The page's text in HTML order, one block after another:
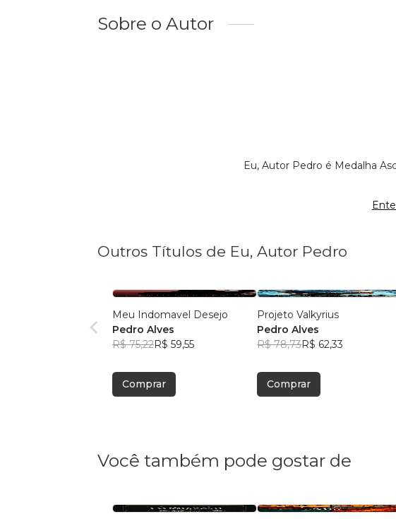
Sobre o Autor
Eu, Autor Pedro é Medalha
Outros Títulos de Eu, Autor Pedro
Meu Indomavel Desejo
Pedro Alves
R$ 75,22R$ 59,55
Comprar
Projeto Valkyrius
Pedro Alves
R$ 78,73R$ 62,33
Comprar
Você também pode gostar de